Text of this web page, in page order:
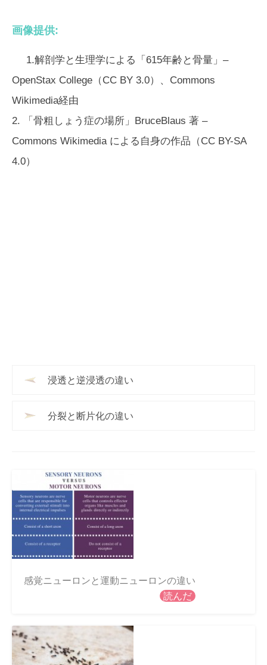
画像提供:
1.解剖学と生理学による「615年齢と骨量」–
OpenStax College（CC BY 3.0）、Commons
Wikimedia経由
2. 「骨粗しょう症の場所」BruceBlaus 著 –
Commons Wikimedia による自身の作品（CC BY-SA
4.0）
浸透と逆浸透の違い
分裂と断片化の違い
感覚ニューロンと運動ニューロンの違い
読んだ